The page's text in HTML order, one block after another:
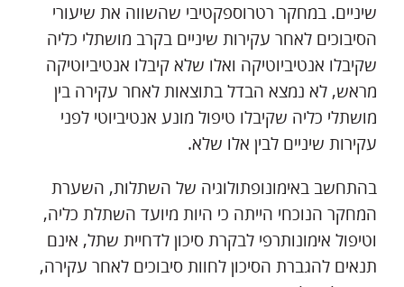
שיניים. במחקר רטרוספקטיבי שהשווה את שיעורי
הסיבוכים לאחר עקירות שיניים בקרב מושתלי כליה
שקיבלו אנטיביוטיקה ואלו שלא קיבלו אנטיביוטיקה
מראש, לא נמצא הבדל בתוצאות לאחר עקירה בין
מושתלי כליה שקיבלו טיפול מונע אנטיביוטי לפני
עקירות שיניים לבין אלו שלא.
בהתחשב באימונופתולוגיה של השתלות, השערת
המחקר הנוכחי הייתה כי היות מיועד השתלת כליה,
וטיפול אימונותרפי לבקרת סיכון לדחיית שתל, אינם
תנאים להגברת הסיכון לחוות סיבוכים לאחר עקירה,